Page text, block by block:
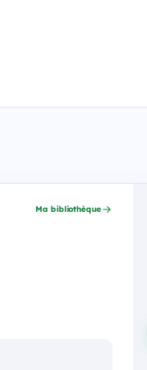
Ma bibliothèque